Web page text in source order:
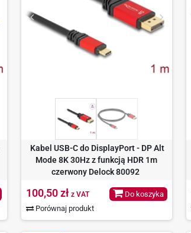
Kabel USB-C do DisplayPort - DP Alt
Mode 8K 30Hz z funkcją HDR 1m
czerwony Delock 80092
100,50 zł z VAT
Porównaj produkt
Do koszyka